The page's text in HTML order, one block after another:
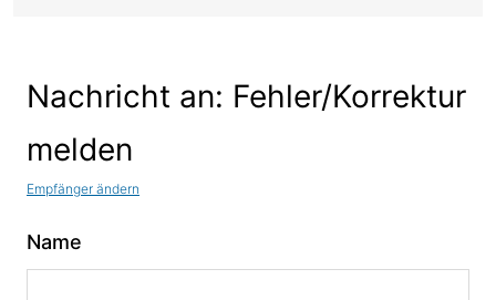
Nachricht an: Fehler/Korrektur
melden
Empfänger ändern
Name